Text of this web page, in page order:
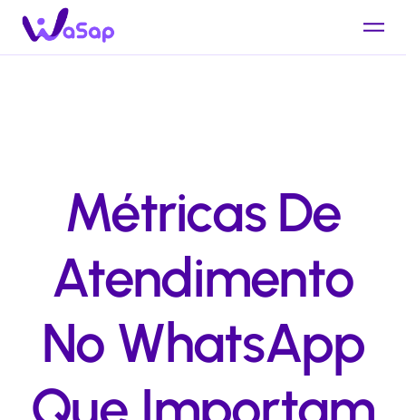
Métricas De
Atendimento
No WhatsApp